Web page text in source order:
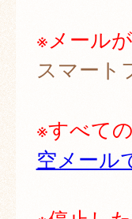
※メール
スマート
※すべて
空メール